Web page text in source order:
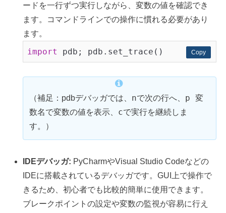
ードを一行ずつ実行しながら、変数の値を確認でき
ます。コマンドラインでの操作に慣れる必要があり
ます。
Copy
Copy
import
（補足：pdbデバッガでは、 nで次の行へ、 p 変
数名で変数の値を表示、 cで実行を継続しま
す。）
IDEデバッガ: PyCharmやVisual Studio Codeなどの
IDEに搭載されているデバッガです。GUI上で操作で
きるため、初心者でも比較的簡単に使用できます。
ブレークポイントの設定や変数の監視が容易に行え